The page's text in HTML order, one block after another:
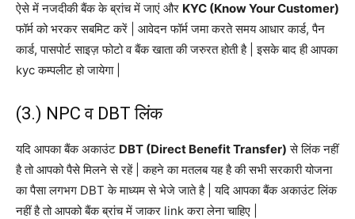
ऐसे में नजदीकी बैंक के ब्रांच में जाएं और KYC (Know Your Customer)
फॉर्म को भरकर सबमिट करें | आवेदन फॉर्म जमा करते समय आधार कार्ड, पैन
कार्ड, पासपोर्ट साइज़ फोटो व बैंक खाता की जरुरत होती है | इसके बाद ही आपका
kyc कम्पलीट हो जायेगा |
(3.) NPC व DBT लिंक
यदि आपका बैंक अकाउंट DBT (Direct Benefit Transfer) से लिंक नहीं
है तो आपको पैसे मिलने से रहें | कहने का मतलब यह है की सभी सरकारी योजना
का पैसा लगभग DBT के माध्यम से भेजे जाते है | यदि आपका बैंक अकाउंट लिंक
नहीं है तो आपको बैंक ब्रांच में जाकर link करा लेना चाहिए |